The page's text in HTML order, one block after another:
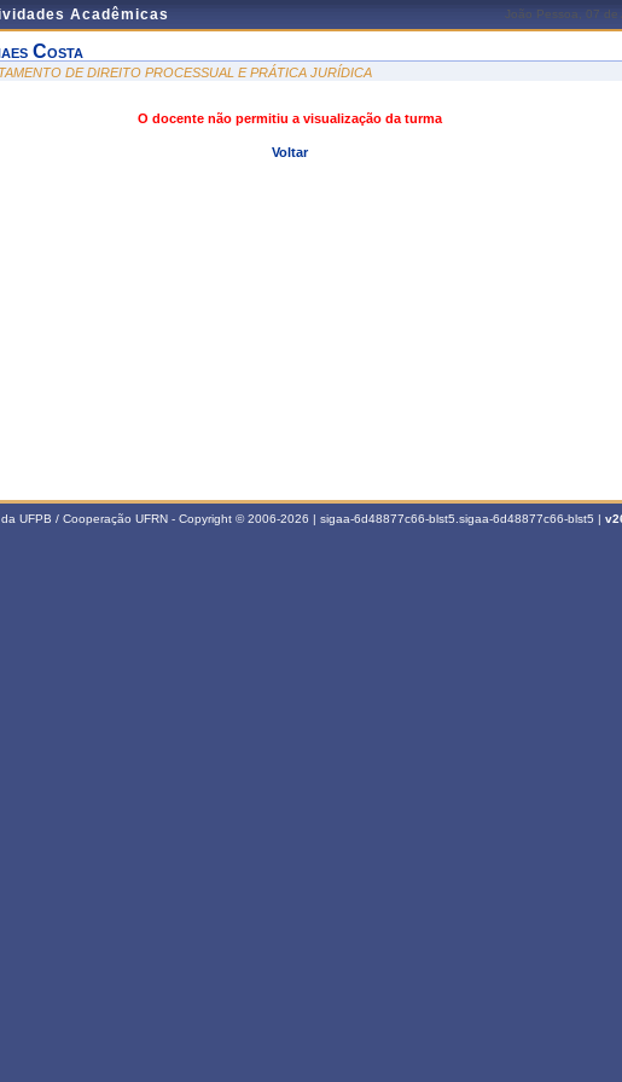
Acadêmicas João Pessoa, 07
Costa
DE DIREITO PROCESSUAL E PRÁTICA JURÍDICA
O docente não permitiu a visualização da turma
Voltar
UFPB / Cooperação UFRN - Copyright © 2006-2026 | sigaa-6d48877c66-blst5.sigaa-6d48877c66-blst5 |